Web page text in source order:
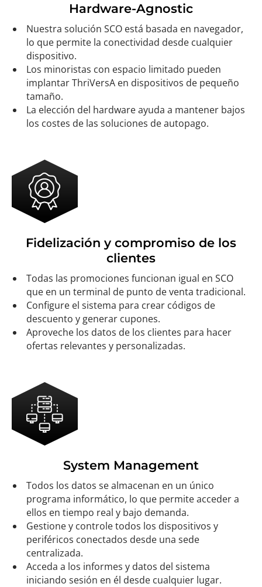
Hardware-Agnostic
Nuestra solución SCO está basada en navegador,
lo que permite la conectividad desde cualquier
dispositivo.
Los minoristas con espacio limitado pueden
implantar ThriVersA en dispositivos de pequeño
tamaño.
La elección del hardware ayuda a mantener bajos
los costes de las soluciones de autopago.
Fidelización y compromiso de los
clientes
Todas las promociones funcionan igual en SCO
que en un terminal de punto de venta tradicional.
Configure el sistema para crear códigos de
descuento y generar cupones.
Aproveche los datos de los clientes para hacer
ofertas relevantes y personalizadas.
System Management
Todos los datos se almacenan en un único
programa informático, lo que permite acceder a
ellos en tiempo real y bajo demanda.
Gestione y controle todos los dispositivos y
periféricos conectados desde una sede
centralizada.
Acceda a los informes y datos del sistema
iniciando sesión en él desde cualquier lugar.